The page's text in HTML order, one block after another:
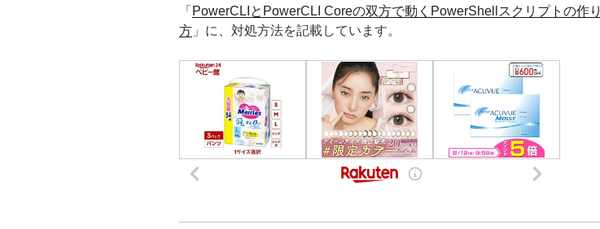
「 PowerCLIとPowerCLI Coreの双方で動くPowerShellスクリプトの作り
方 」に、対処方法を記載しています。